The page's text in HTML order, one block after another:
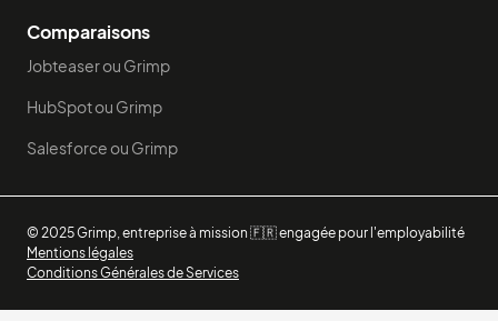
Comparaisons
Jobteaser ou Grimp
HubSpot ou Grimp
Salesforce ou Grimp
© 2025 Grimp, entreprise à mission 🇫🇷 engagée pour l'employabilité
Mentions légales
Conditions Générales de Services